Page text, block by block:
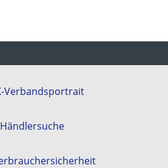
Verbandsportrait
Händlersuche